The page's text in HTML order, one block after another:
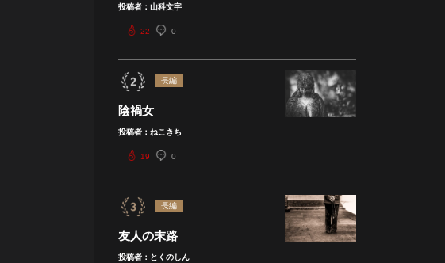
投稿者：山科文字
22 0
長編
陰禍女
投稿者：ねこきち
19 0
長編
友人の末路
投稿者：とくのしん